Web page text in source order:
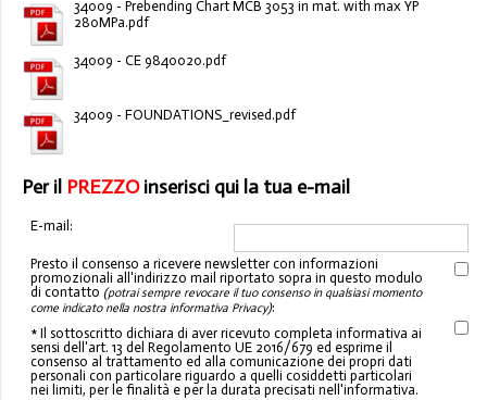
34009 - Prebending Chart MCB 3053 in mat. with max YP
280MPa.pdf
34009 - CE 9840020.pdf
34009 - FOUNDATIONS_revised.pdf
Per il PREZZOinserisci qui la tua e-mail
E-mail:
Presto il consenso a ricevere newsletter con informazioni
promozionali all'indirizzo mail riportato sopra in questo modulo
di contatto (potrai sempre revocare il tuo consenso in qualsiasi momento
come indicato nella nostra informativa Privacy):
* Il sottoscritto dichiara di aver ricevuto completa informativa ai
sensi dell'art. 13 del Regolamento UE 2016/679 ed esprime il
consenso al trattamento ed alla comunicazione dei propri dati
personali con particolare riguardo a quelli cosiddetti particolari
nei limiti, per le finalità e per la durata precisati nell'informativa.